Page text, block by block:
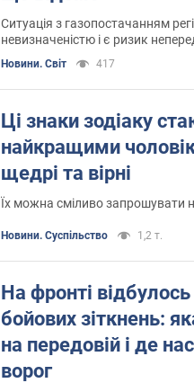
Ситуація з газопостачанням
невизначеністю і є ризик
Новини. Світ 417
Ці знаки зодіаку
найкращими
щедрі та вірні
Їх можна сміливо запрошувати
Новини. Суспільство 1,2 т.
На фронті
бойових зіткнень:
на передовій і де
ворог